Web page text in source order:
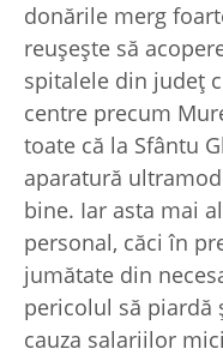
donările merg
reușește să
spitalele din județ
centre precum
toate că la Sfântu
aparatură
bine. Iar asta mai
personal, căci în
jumătate din
pericolul să piardă
cauza salariilor